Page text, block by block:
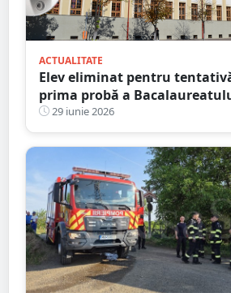
ACTUALITATE
Elev eliminat pentru
prima probă a
Mare. Incident la Colegiul
Eminescu”
29 iunie 2026